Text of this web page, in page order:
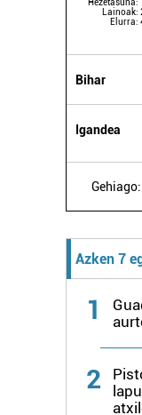
Hezetasuna:
Lainoak:
Elurra:
Bihar
Igandea
Gehiago:
Azken 7
1
2